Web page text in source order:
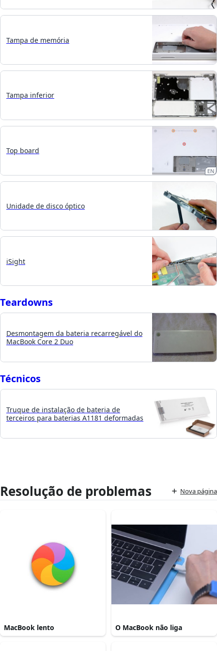
Tampa de memória
Tampa inferior
Top board
EN
Unidade de disco óptico
iSight
Teardowns
Desmontagem da bateria recarregável do
MacBook Core 2 Duo
Técnicos
Truque de instalação de bateria de
terceiros para baterias A1181 deformadas
Resolução de problemas Nova página
MacBook lento O MacBook não liga